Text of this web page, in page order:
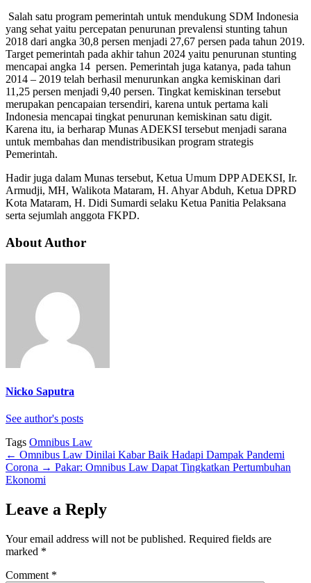
Salah satu program pemerintah untuk mendukung SDM Indonesia
yang sehat yaitu percepatan penurunan prevalensi stunting tahun
2018 dari angka 30,8 persen menjadi 27,67 persen pada tahun 2019.
Target pemerintah pada akhir tahun 2024 yaitu penurunan stunting
mencapai angka 14 persen. Pemerintah juga katanya, pada tahun
2014 – 2019 telah berhasil menurunkan angka kemiskinan dari
11,25 persen menjadi 9,40 persen. Tingkat kemiskinan tersebut
merupakan pencapaian tersendiri, karena untuk pertama kali
Indonesia mencapai tingkat penurunan kemiskinan satu digit.
Karena itu, ia berharap Munas ADEKSI tersebut menjadi sarana
untuk membahas dan mendistribusikan program strategis
Pemerintah.
Hadir juga dalam Munas tersebut, Ketua Umum DPP ADEKSI, Ir.
Armudji, MH, Walikota Mataram, H. Ahyar Abduh, Ketua DPRD
Kota Mataram, H. Didi Sumardi selaku Ketua Panitia Pelaksana
serta sejumlah anggota FKPD.
About Author
Nicko Saputra
See author's posts
Tags Omnibus Law
← Omnibus Law Dinilai Kabar Baik Hadapi Dampak Pandemi
Corona → Pakar: Omnibus Law Dapat Tingkatkan Pertumbuhan
Ekonomi
Leave a Reply
Your email address will not be published. Required fields are
marked *
Comment *